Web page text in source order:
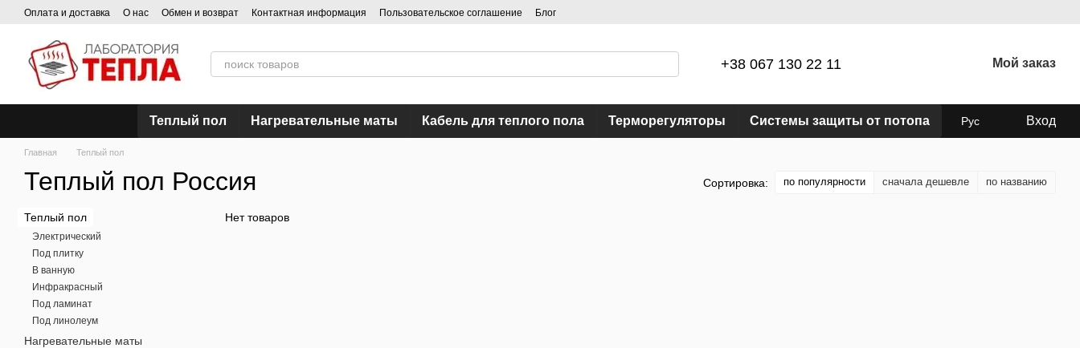
Перейти к основному контенту
Оплата и доставка О нас Обмен и возврат Контактная информация Пользовательское соглашение Блог
+38 067 130 22 11 Мой заказ
Теплый пол Нагревательные маты Кабель для теплого пола Терморегуляторы Системы защиты от потопа Рус Вход
Главная Теплый пол
Теплый пол Россия Сортировка: по популярности сначала дешевле по названию
Нет товаров
Теплый пол
Электрический
Под плитку
В ванную
Инфракрасный
Под ламинат
Под линолеум
Нагревательные маты